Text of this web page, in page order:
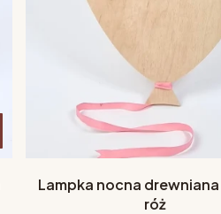
Lampka nocna
róż